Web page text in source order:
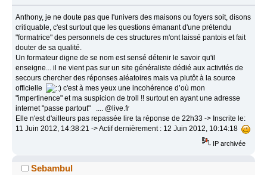
Anthony, je ne doute pas que l'univers des maisons ou foyers soit, disons
critiquable, c'est surtout que les questions émanant d'une prétendu
"formatrice" des personnels de ces structures m'ont laissé pantois et fait
douter de sa qualité.
Un formateur digne de se nom est sensé détenir le savoir qu'il
enseigne... il ne vient pas sur un site généraliste dédié aux activités de
secours chercher des réponses aléatoires mais va plutôt à la source
officielle
c'est à mes yeux une incohérence d’où mon
"impertinence" et ma suspicion de troll !! surtout en ayant une adresse
internet "passe partout" .... @live.fr
Elle n'est d'ailleurs pas repassée lire ta réponse de 22h33 -> Inscrite le:
11 Juin 2012, 14:38:21 -> Actif dernièrement : 12 Juin 2012, 10:14:18
IP archivée
Sebambul